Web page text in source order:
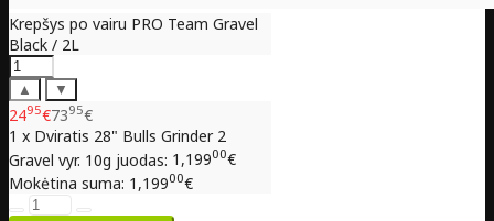
Krepšys po vairu PRO Team Gravel
Black / 2L
▲ ▼
2495€7395€
1 x Dviratis 28" Bulls Grinder 2
Gravel vyr. 10g juodas: 1,19900€
Mokėtina suma: 1,19900€